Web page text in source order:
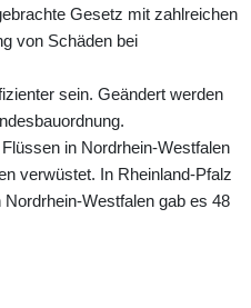
Gesetz mit zahlreichen
von Schäden bei
sein. Geändert werden
in Nordrhein-Westfalen
verwüstet. In Rheinland-Pfalz
Westfalen gab es 48